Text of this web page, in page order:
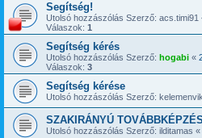
Segítség!
Utolsó hozzászólás Szerző: acs.timi91
Válaszok: 1
Segítség kérés
Utolsó hozzászólás Szerző: hogabi «
Válaszok: 3
Segítség kérése
Utolsó hozzászólás Szerző:
SZAKIRÁNYÚ
Utolsó hozzászólás Szerző: ilditamas «